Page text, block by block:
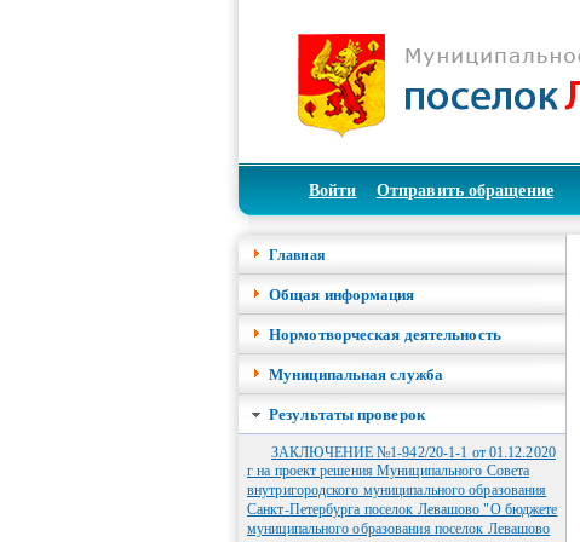
Войти Отправить обращение
Главная
Общая информация
Нормотворческая деятельность
Муниципальная служба
Результаты проверок
ЗАКЛЮЧЕНИЕ №1-942/20-1-1 от 01.12.2020
г на проект решения Муниципального Совета
внутригородского муниципального образования
Санкт-Петербурга поселок Левашово "О бюджете
муниципального образования поселок Левашово